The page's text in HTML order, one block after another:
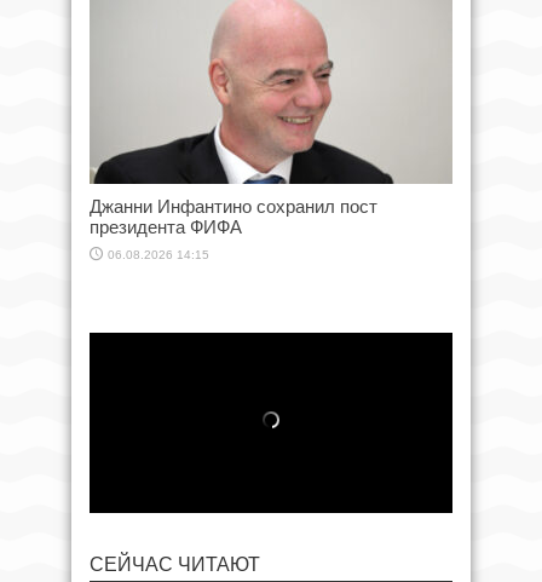
Джанни Инфантино сохранил пост
президента ФИФА
06.08.2026 14:15
СЕЙЧАС ЧИТАЮТ